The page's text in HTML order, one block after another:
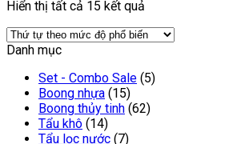
Hiển thị tất cả 15 kết quả
Danh mục
Set - Combo Sale (5)
Boong nhựa (15)
Boong thủy tinh (62)
Tẩu khô (14)
Tẩu lọc nước (7)